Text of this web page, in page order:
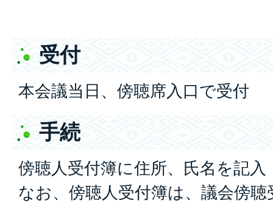
受付
本会議当日、傍聴席入口で受付
手続
傍聴人受付簿に住所、氏名を記入
なお、傍聴人受付簿は、議会傍